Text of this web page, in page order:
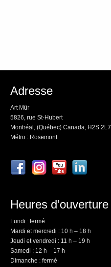
Adresse
Art Mûr
5826, rue St-Hubert
Montréal, (Québec) Canada, H2S 2L7
Métro : Rosemont
Heures d’ouverture
Lundi : fermé
Mardi et mercredi : 10 h – 18 h
Jeudi et vendredi : 11 h – 19 h
Samedi : 12 h – 17 h
Dimanche : fermé